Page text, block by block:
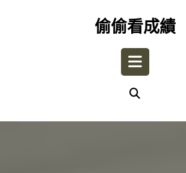
偷偷看成績
Open